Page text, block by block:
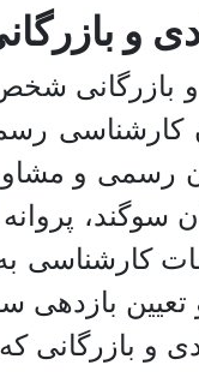
و
کارشناسی
رسمی و
سوگند،
کارشناسی
بازدهی
بازرگانی